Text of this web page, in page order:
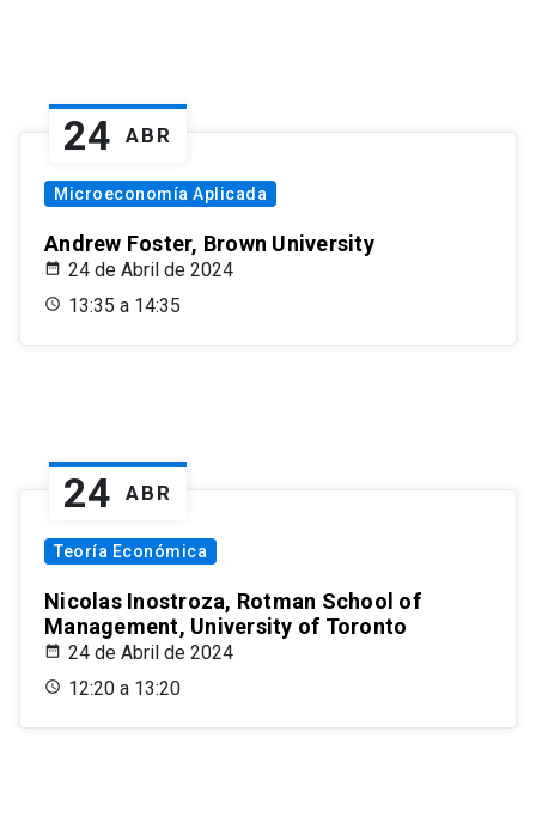
24 ABR
Microeconomía Aplicada
Andrew Foster, Brown University
24 de Abril de 2024
13:35 a 14:35
24 ABR
Teoría Económica
Nicolas Inostroza, Rotman School of
Management, University of Toronto
24 de Abril de 2024
12:20 a 13:20